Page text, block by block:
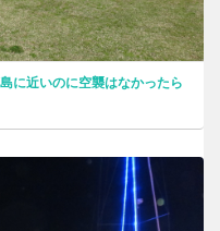
に近いのに空襲はなかったら